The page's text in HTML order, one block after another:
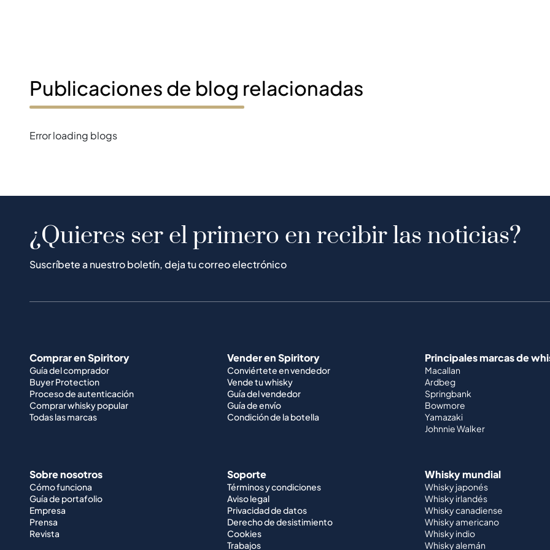
Publicaciones de blog relacionadas
Error loading blogs
¿Quieres ser el primero en recibir las noticias?
Suscríbete a nuestro boletín, deja tu correo electrónico
Comprar en Spiritory
Guía del comprador
Buyer Protection
Proceso de autenticación
Comprar whisky popular
Todas las marcas
Vender en Spiritory
Conviértete en vendedor
Vende tu whisky
Guía del vendedor
Guía de envío
Condición de la botella
Principales marcas de
Macallan
Ardbeg
Springbank
Bowmore
Yamazaki
Johnnie Walker
Sobre nosotros
Cómo funciona
Guía de portafolio
Empresa
Prensa
Revista
Soporte
Términos y condiciones
Aviso legal
Privacidad de datos
Derecho de desistimiento
Cookies
Trabajos
Whisky mundial
Whisky japonés
Whisky irlandés
Whisky canadiense
Whisky americano
Whisky indio
Whisky alemán